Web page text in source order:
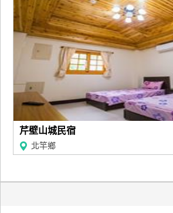
芹壁山城民宿
北竿鄉